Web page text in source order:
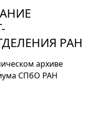
РАН
архиве
СПбО РАН